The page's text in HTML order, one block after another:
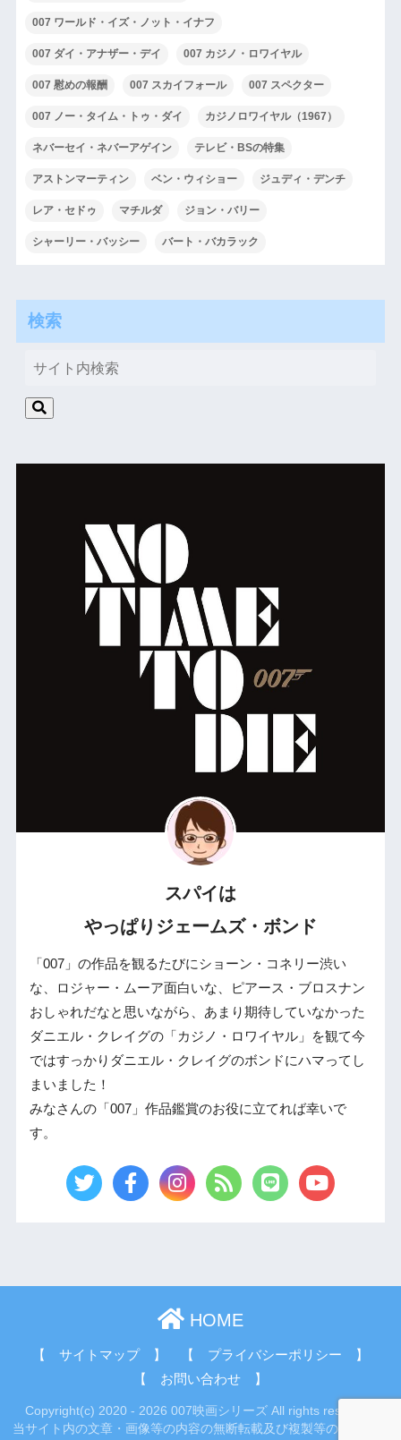
007 ワールド・イズ・ノット・イナフ
007 ダイ・アナザー・デイ 007 カジノ・ロワイヤル
007 慰めの報酬 007 スカイフォール 007 スペクター
007 ノー・タイム・トゥ・ダイ カジノロワイヤル（1967）
ネバーセイ・ネバーアゲイン テレビ・BSの特集
アストンマーティン ベン・ウィショー ジュディ・デンチ
レア・セドゥ マチルダ ジョン・バリー
シャーリー・バッシー バート・バカラック
検索
スパイは
やっぱりジェームズ・ボンド
「007」の作品を観るたびにショーン・コネリー渋い
な、ロジャー・ムーア面白いな、ピアース・ブロスナン
おしゃれだなと思いながら、あまり期待していなかった
ダニエル・クレイグの「カジノ・ロワイヤル」を観て今
ではすっかりダニエル・クレイグのボンドにハマってし
まいました！
みなさんの「007」作品鑑賞のお役に立てれば幸いで
す。
HOME
【 サイトマップ 】
【 プライバシーポリシー 】
【 お問い合わせ 】
Copyright(c) 2020 - 2026 007映画シリーズ All rights reserved.
当サイト内の文章・画像等の内容の無断転載及び複製等の行為はご